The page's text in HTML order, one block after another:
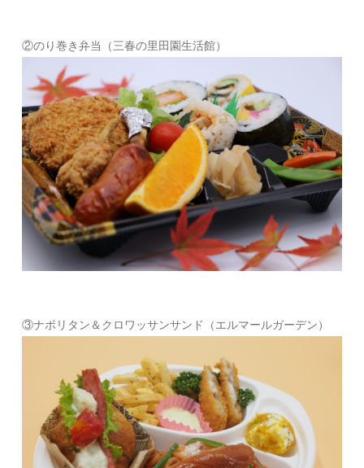
②のり巻き弁当（三春の里田園生活館）
③ナポリタン＆クロワッサンサンド（エルマールガーデン）